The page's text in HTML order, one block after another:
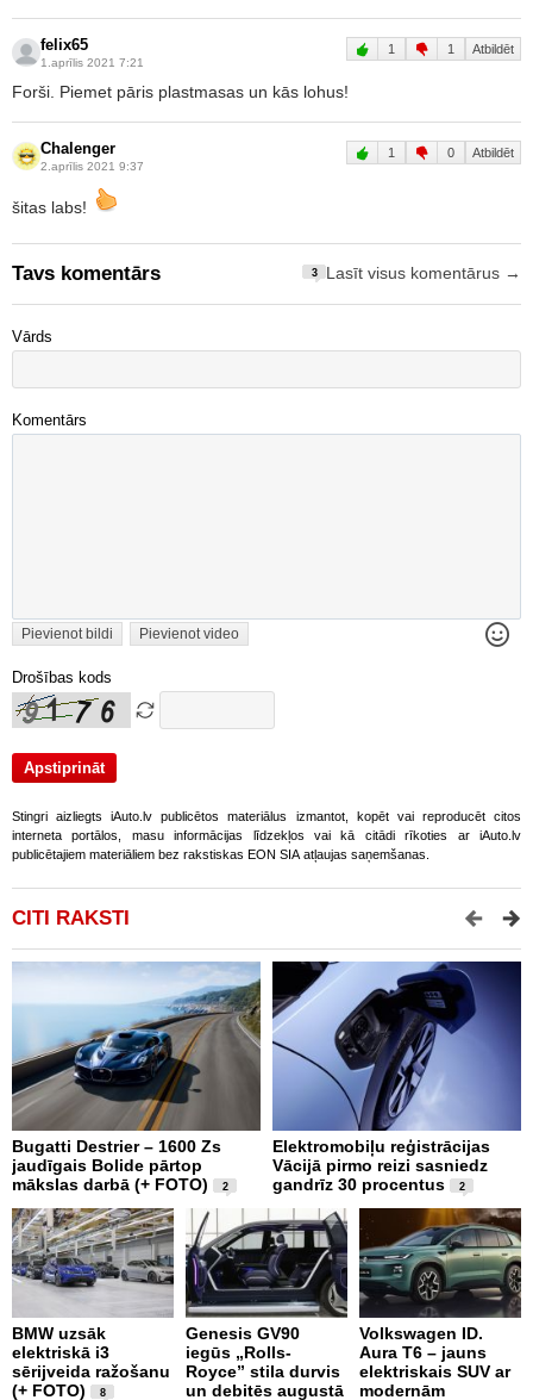
felix65
1.aprīlis 2021 7:21
1 1 Atbildēt
Forši. Piemet pāris plastmasas un kās lohus!
Chalenger
2.aprīlis 2021 9:37
1 0 Atbildēt
šitas labs!
Tavs komentārs 3 Lasīt visus komentārus →
Vārds
Komentārs
Pievienot bildi Pievienot video
Drošības kods
Stingri aizliegts iAuto.lv publicētos materiālus izmantot, kopēt vai reproducēt citos
interneta portālos, masu informācijas līdzekļos vai kā citādi rīkoties ar iAuto.lv
publicētajiem materiāliem bez rakstiskas EON SIA atļaujas saņemšanas.
CITI RAKSTI
Bugatti Destrier – 1600 Zs
jaudīgais Bolide pārtop
mākslas darbā (+ FOTO)
2
Elektromobiļu reģistrācijas
Vācijā pirmo reizi sasniedz
gandrīz 30 procentus
2
BMW uzsāk
elektriskā i3
sērijveida ražošanu
(+ FOTO)
8
Genesis GV90
iegūs „Rolls-
Royce” stila durvis
un debitēs augustā
Volkswagen ID.
Aura T6 – jauns
elektriskais SUV ar
modernām